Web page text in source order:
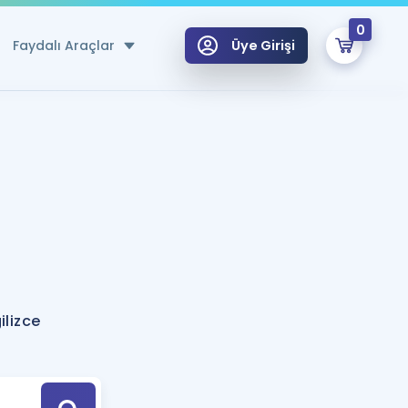
Faydalı Araçlar
Hesaplama Aracı
için Öneriler
Tek Takvimde
Üye Girişi
0